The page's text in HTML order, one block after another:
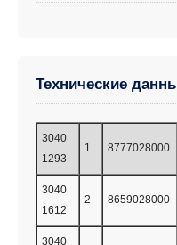
Технические
3040
1293
1 8777028000
3040
1612
2 8659028000
3040